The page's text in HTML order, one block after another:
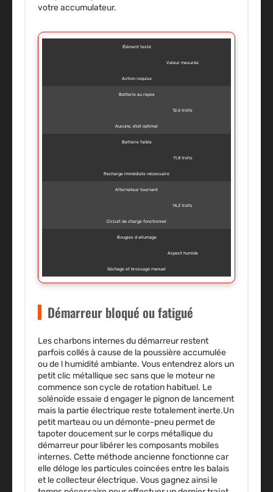
votre accumulateur.
Élément testé
Valeur mesurée
Action requise
Batterie au repos
12,6 Volts
Aucune, état optimal
Batterie faible
11,8 Volts
Recharge immédiate nécessaire
Alternateur tournant
14,2 Volts
Circuit de charge fonctionnel
Bougies d allumage
Aspect humide
Séchage et brossage manuel
Démarreur bloqué ou fatigué
Les charbons internes du démarreur restent
parfois collés à cause de la poussière accumulée
ou de l humidité ambiante. Vous entendrez alors un
petit clic métallique sec sans que le moteur ne
commence son cycle de rotation habituel. Le
solénoïde essaie d engager le pignon de lancement
mais la partie électrique reste totalement inerte.Un
petit marteau ou un démonte-pneu permet de
tapoter doucement sur le corps métallique du
démarreur pour libérer les composants mobiles
internes. Cette méthode ancienne fonctionne car
elle déloge les particules coincées entre les balais
et le collecteur électrique. Vous gagnez ainsi le